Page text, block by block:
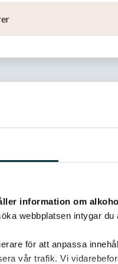
information om
webbplatsen intygar du
för att anpassa
vår trafik. Vi
@puntella